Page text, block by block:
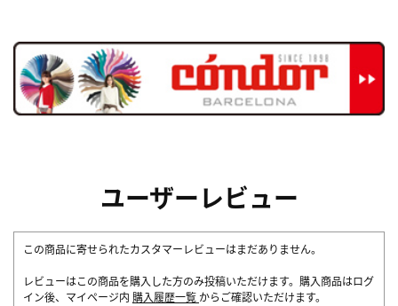
ユーザーレビュー
この商品に寄せられたカスタマーレビューはまだありません。
レビューはこの商品を購入した方のみ投稿いただけます。購入商品はログ
イン後、マイページ内 購入履歴一覧 からご確認いただけます。